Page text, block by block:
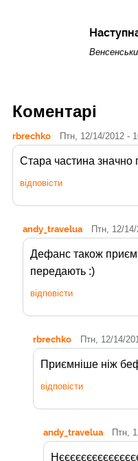
Коментарі
rbrechko Птн, 12/14/2012 -
Стара частина значно
відповісти
andy_travelua Птн, 12/
Дефанс також
передають :)
відповісти
rbrechko Птн, 12/14/
Приємніше ніж
відповісти
andy_travelua Птн,